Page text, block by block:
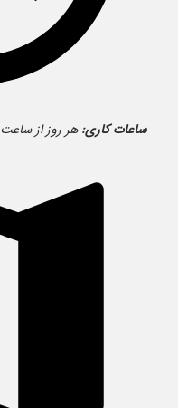
ساعات کاری: هر روز از ساعت ۱۰ الی ۲۲